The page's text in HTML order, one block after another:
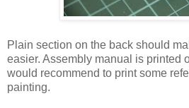
Plain section on the back should
easier. Assembly manual is printed
would recommend to print some
painting.